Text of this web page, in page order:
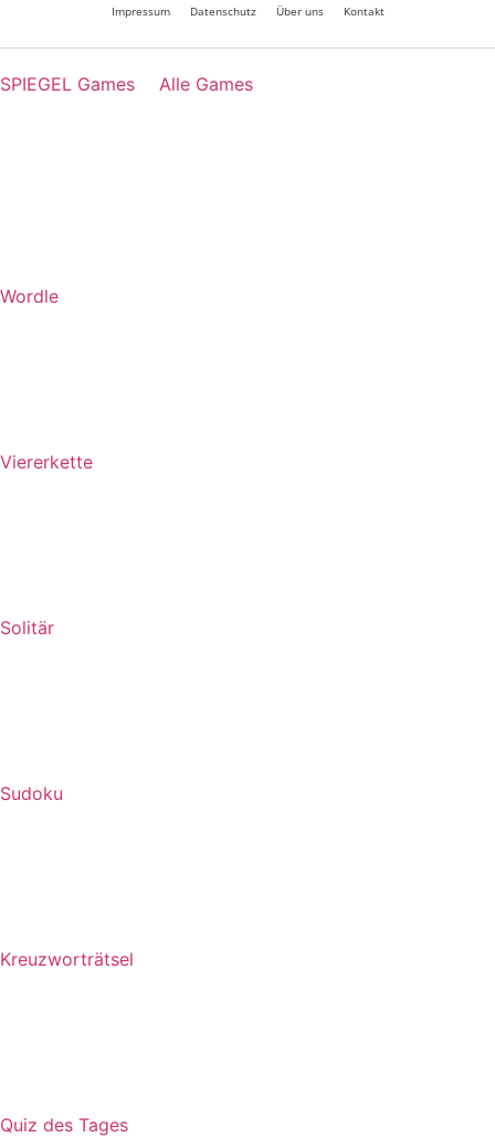
Impressum Datenschutz Über uns Kontakt
SPIEGEL Games Alle Games
Wordle
Viererkette
Solitär
Sudoku
Kreuzworträtsel
Quiz des Tages